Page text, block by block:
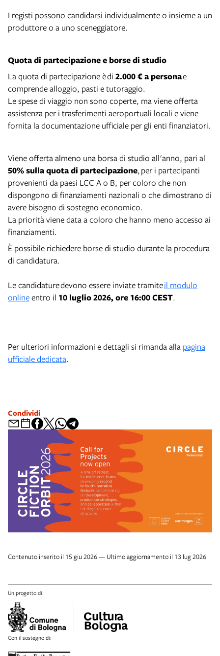
I registi possono candidarsi individualmente o insieme a un
produttore o a uno sceneggiatore.
Quota di partecipazione e borse di studio
La quota di partecipazione èdi 2.000 € a personae
comprende alloggio, pasti e tutoraggio.
Le spese di viaggio non sono coperte, ma viene offerta
assistenza per i trasferimenti aeroportuali locali e viene
fornita la documentazione ufficiale per gli enti finanziatori.
Viene offerta almeno una borsa di studio all'anno, pari al
50% sulla quota di partecipazione, per i partecipanti
provenienti da paesi LCC A o B, per coloro che non
dispongono di finanziamenti nazionali o che dimostrano di
avere bisogno di sostegno economico.
La priorità viene data a coloro che hanno meno accesso ai
finanziamenti.
È possibile richiedere borse di studio durante la procedura
di candidatura.
Le candidature devono essere inviate tramiteil modulo
onlineentro il 10 luglio 2026, ore 16:00 CEST.
Per ulteriori informazioni e dettagli si rimanda alla pagina
ufficiale dedicata.
Condividi
Contenuto inserito il 15 giu 2026 — Ultimo aggiornamento il 13 lug 2026
Un progetto di:
Con il sostegno di: